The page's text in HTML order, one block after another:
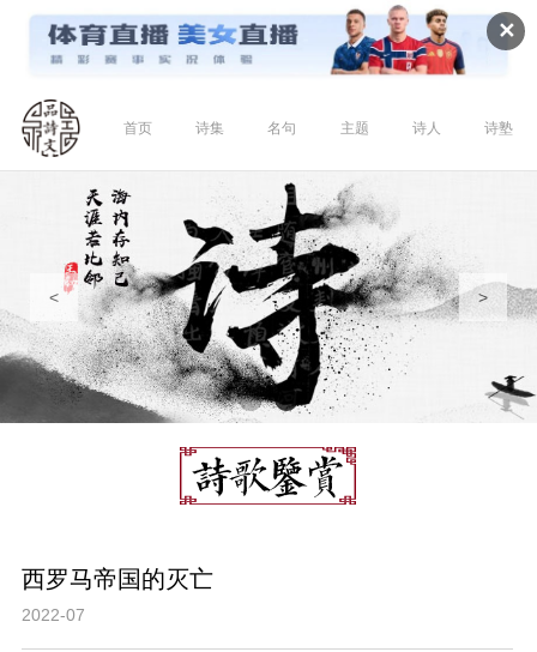
✕
首页 诗集 名句 主题 诗人 诗塾
< >
西罗马帝国的灭亡
2022-07